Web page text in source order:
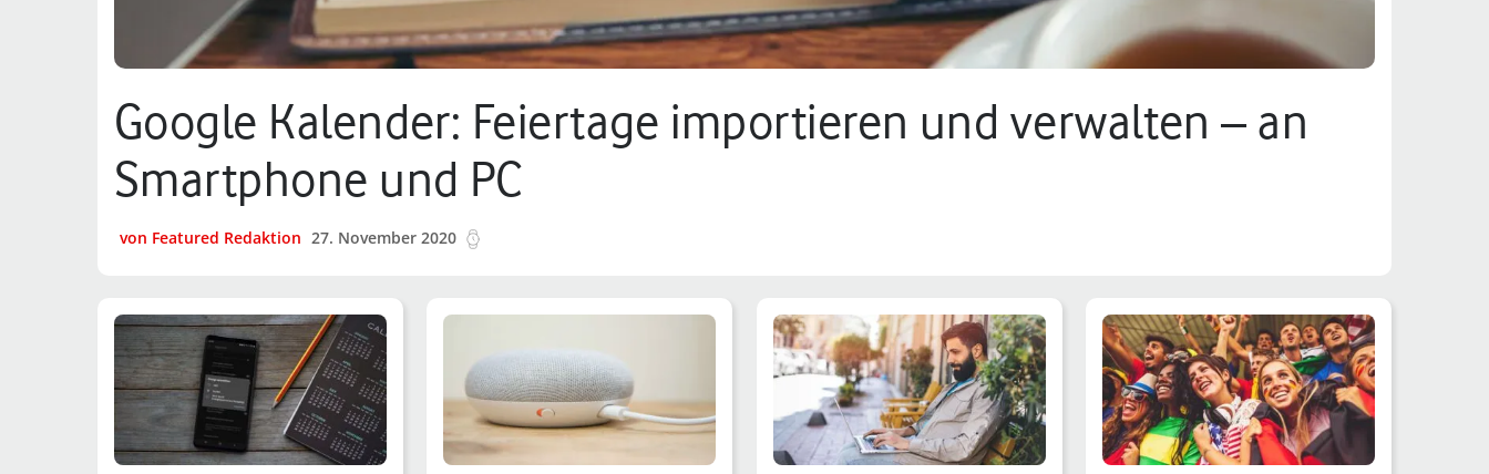
Google Kalender: Feiertage importieren und verwalten – an
Smartphone und PC
von Featured Redaktion 27. November 2020